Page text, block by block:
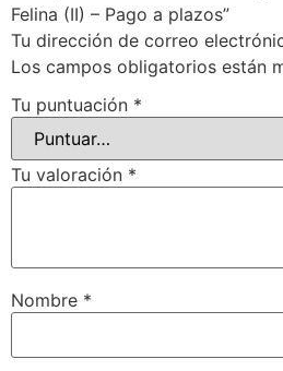
Felina (II) – Pago a plazos”
Tu dirección de correo
Los campos obligatorios están
Tu puntuación *
Tu valoración *
Nombre *